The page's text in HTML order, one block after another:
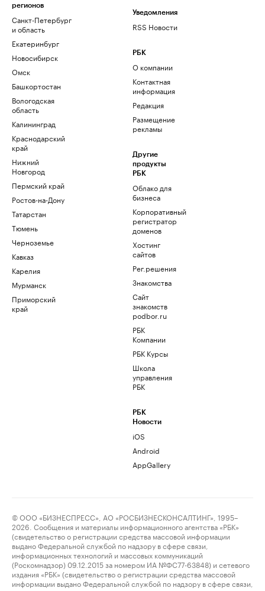
регионов
Санкт-Петербург
и область
Екатеринбург
Новосибирск
Омск
Башкортостан
Вологодская
область
Калининград
Краснодарский
край
Нижний
Новгород
Пермский край
Ростов-на-Дону
Татарстан
Тюмень
Черноземье
Кавказ
Карелия
Мурманск
Приморский
край
Уведомления
RSS Новости
РБК
О компании
Контактная
информация
Редакция
Размещение
рекламы
Другие
продукты
РБК
Облако для
бизнеса
Корпоративный
регистратор
доменов
Хостинг
сайтов
Рег.решения
Знакомства
Сайт
знакомств
podbor.ru
РБК
Компании
РБК Курсы
Школа
управления
РБК
РБК
Новости
iOS
Android
AppGallery
© ООО «БИЗНЕСПРЕСС», АО «РОСБИЗНЕСКОНСАЛТИНГ», 1995–
2026. Сообщения и материалы информационного агентства «РБК»
(свидетельство о регистрации средства массовой информации
выдано Федеральной службой по надзору в сфере связи,
информационных технологий и массовых коммуникаций
(Роскомнадзор) 09.12.2015 за номером ИА №ФС77-63848) и сетевого
издания «РБК» (свидетельство о регистрации средства массовой
информации выдано Федеральной службой по надзору в сфере связи,